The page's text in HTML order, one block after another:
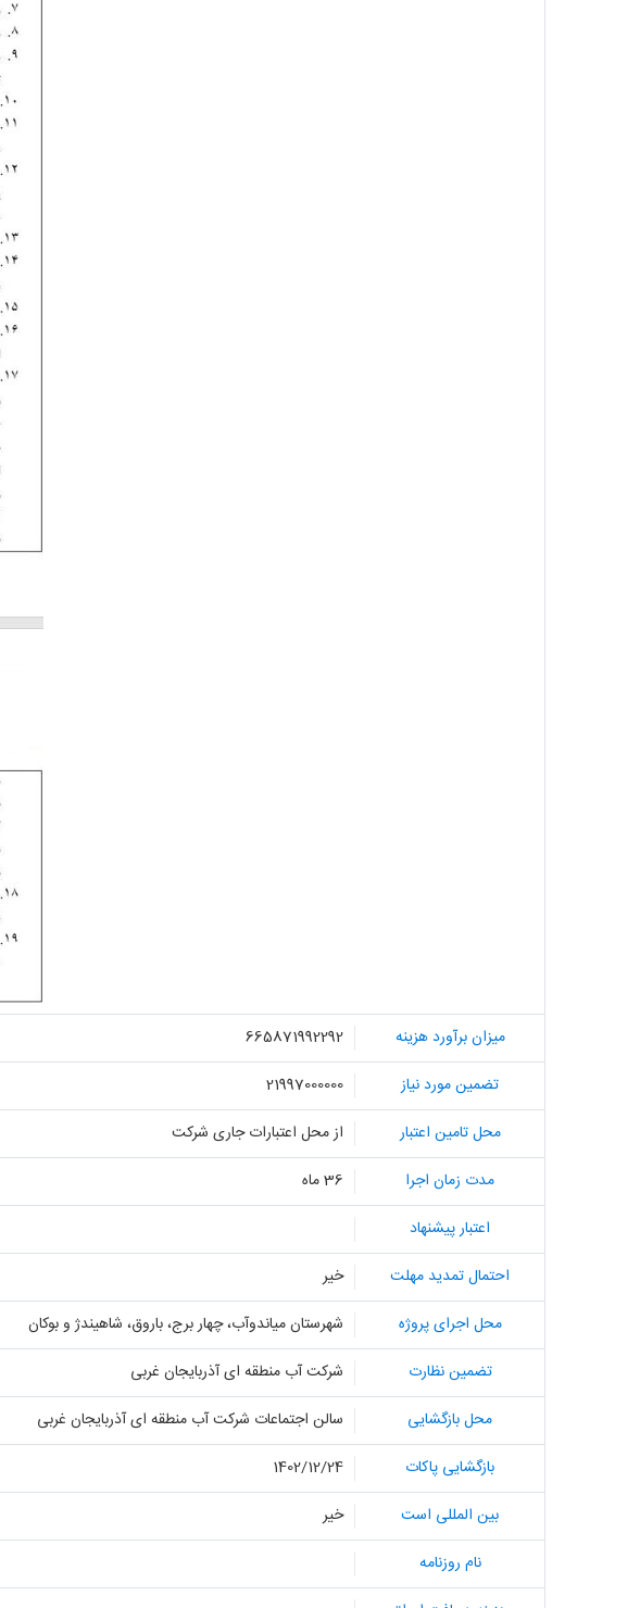
میزان برآورد هزینه
665871992292
تضمین مورد نیاز
21997000000
محل تامین اعتبار
از محل اعتبارات جاری شرکت
مدت زمان اجرا
36 ماه
اعتبار پیشنهاد
احتمال تمدید مهلت
خیر
محل اجرای پروژه
شهرستان میاندوآب، چهار برج، باروق، شاهیندژ و بوکان
تضمین نظارت
شرکت آب منطقه ای آذربایجان غربی
محل بازگشایی
سالن اجتماعات شرکت آب منطقه ای آذربایجان غربی
بازگشایی پاکات
1402/12/24
بین المللی است
خیر
نام روزنامه